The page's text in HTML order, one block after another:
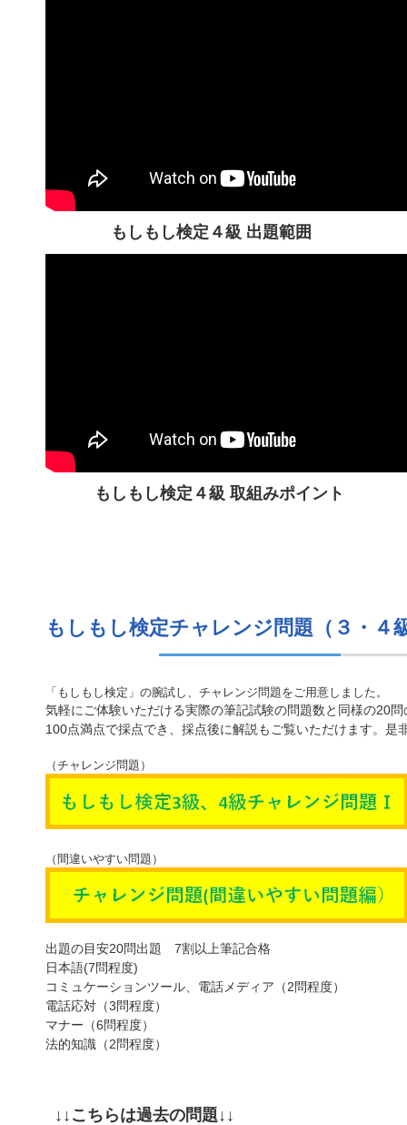
もしもし検定４級 出題範囲
もしもし検定４級 取組みポイント
もしもし検定チャレンジ問題（３・４
「もしもし検定」の腕試し、チャレンジ問題をご用意しました。
気軽にご体験いただける実際の筆記試験の問題数と同様の20
100点満点で採点でき、採点後に解説もご覧いただけます。
（チャレンジ問題）
（間違いやすい問題）
出題の目安20問出題 7割以上筆記合格
日本語(7問程度)
コミュケーションツール、電話メディア（2問程度）
電話応対（3問程度）
マナー（6問程度）
法的知識（2問程度）
↓↓こちらは過去の問題↓↓